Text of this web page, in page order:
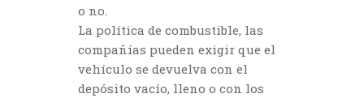
o no.
La política de combustible, las
compañías pueden exigir que el
vehículo se devuelva con el
depósito vacío, lleno o con los